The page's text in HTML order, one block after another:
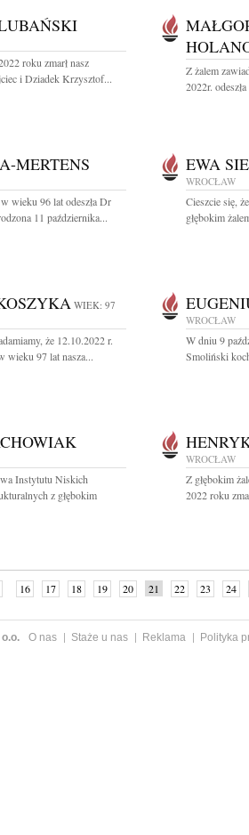
roku zmarł nasz
i Dziadek Krzysztof...
Z żalem
2022r.
MERTENS
wieku 96 lat odeszła Dr
11 października...
EWA
WROCŁAW
Cieszcie się,
głębokim
WIEK: 97
że 12.10.2022 r.
wieku 97 lat nasza...
WROCŁAW
W dniu 9
Smoliński
Instytutu Niskich
z głębokim
WROCŁAW
Z głębokim
2022 roku
16 17 18 19 20 21 22 23
24
O nas Staże u nas Reklama
Polityka